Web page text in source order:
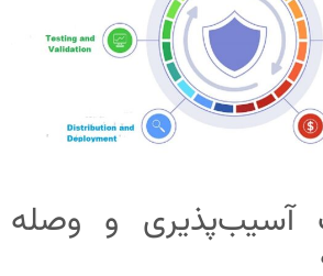
آسیب‌پذیری و وصله